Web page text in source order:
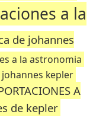
a la
de johannes
a la astronomia
kepler
A
de kepler